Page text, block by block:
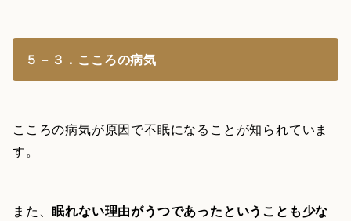
５－３．こころの病気
こころの病気が原因で不眠になることが知られていま
す。
また、眠れない理由がうつであったということも少な